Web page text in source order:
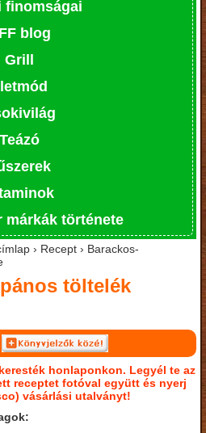
finomságai
blog
Grill
Teázó
márkák története
› Recept › Barackos-
töltelék
honlaponkon. Legyél te az
receptet fotóval együtt és nyerj
vásárlási utalványt!